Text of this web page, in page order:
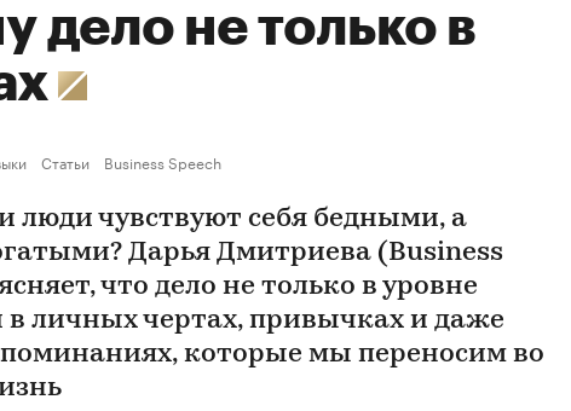
дело не только в
Статьи Business Speech
люди чувствуют себя бедными, а
Дарья Дмитриева (Business
что дело не только в уровне
в личных чертах, привычках и даже
которые мы переносим во